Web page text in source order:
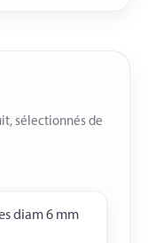
sélectionnés de